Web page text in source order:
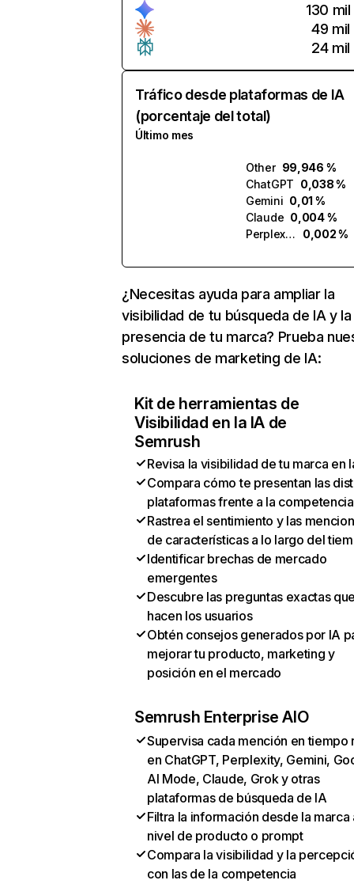
130 mil
49 mil
24 mil
Tráfico desde plataformas de IA
(porcentaje del total)
Último mes
Other 99,946 %
ChatGPT 0,038 %
Gemini 0,01 %
Claude 0,004 %
Perplexity
0,002 %
¿Necesitas ayuda para ampliar la
visibilidad de tu búsqueda de IA y la
presencia de tu marca? Prueba
soluciones de marketing de IA:
Kit de herramientas de
Visibilidad en la IA de
Semrush
Revisa la visibilidad de tu marca en
Compara cómo te presentan las
plataformas frente a la competencia
Rastrea el sentimiento y las
de características a lo largo del
Identificar brechas de mercado
emergentes
Descubre las preguntas exactas
hacen los usuarios
Obtén consejos generados por IA
mejorar tu producto, marketing y
posición en el mercado
Semrush Enterprise AIO
Supervisa cada mención en tiempo
en ChatGPT, Perplexity, Gemini,
AI Mode, Claude, Grok y otras
plataformas de búsqueda de IA
Filtra la información desde la marca
nivel de producto o prompt
Compara la visibilidad y la
con las de la competencia